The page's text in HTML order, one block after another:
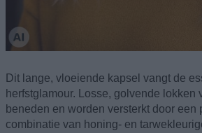
Dit lange, vloeiende kapsel vangt de
herfstglamour. Losse, golvende lokken
beneden en worden versterkt door een
combinatie van honing- en